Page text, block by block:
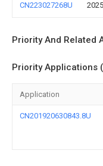
CN223027268U
Priority And Related
Priority Applications
Application
CN201920630843.8U